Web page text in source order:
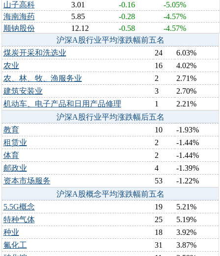
山子高科
3.01 -0.16
-5.05%
海南海药
5.85 -0.28
-4.57%
顺钠股份
12.12 -0.58
-4.57%
沪深A股行业平均涨跌幅前五名
煤炭开采和洗选业
24
6.03%
农业
16
4.02%
农、林、牧、渔服务业
2
2.71%
建筑安装业
3
2.70%
机动车、电子产品和日用产品修理
1
2.21%
沪深A股行业平均涨跌幅后五名
教育
10
-1.93%
租赁业
2
-1.44%
体育
2
-1.44%
邮政业
4
-1.39%
资本市场服务
53
-1.22%
沪深A股概念平均涨跌幅前五名
5.5G概念
19
5.21%
特种气体
25
5.19%
种业
18
3.92%
氟化工
31
3.87%